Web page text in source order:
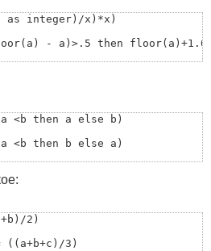
as integer)/x)*x)
- a)>.5 then
cx) > x then fx else cx
mult = 10.0
<b then a else b)
<b then b else a)
(minimum a b)>c then c else
-1 do
2)
((a+b+c)/3)